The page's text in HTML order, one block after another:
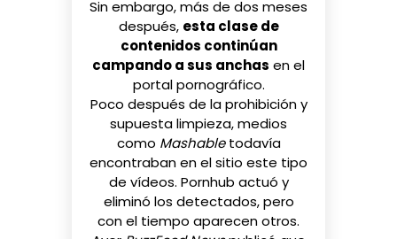
Sin embargo, más de dos meses
después, esta clase de
contenidos continúan
campando a sus anchas en el
portal pornográfico.
Poco después de la prohibición y
supuesta limpieza, medios
como Mashabletodavía
encontraban en el sitio este tipo
de vídeos. Pornhub actuó y
eliminó los detectados, pero
con el tiempo aparecen otros.